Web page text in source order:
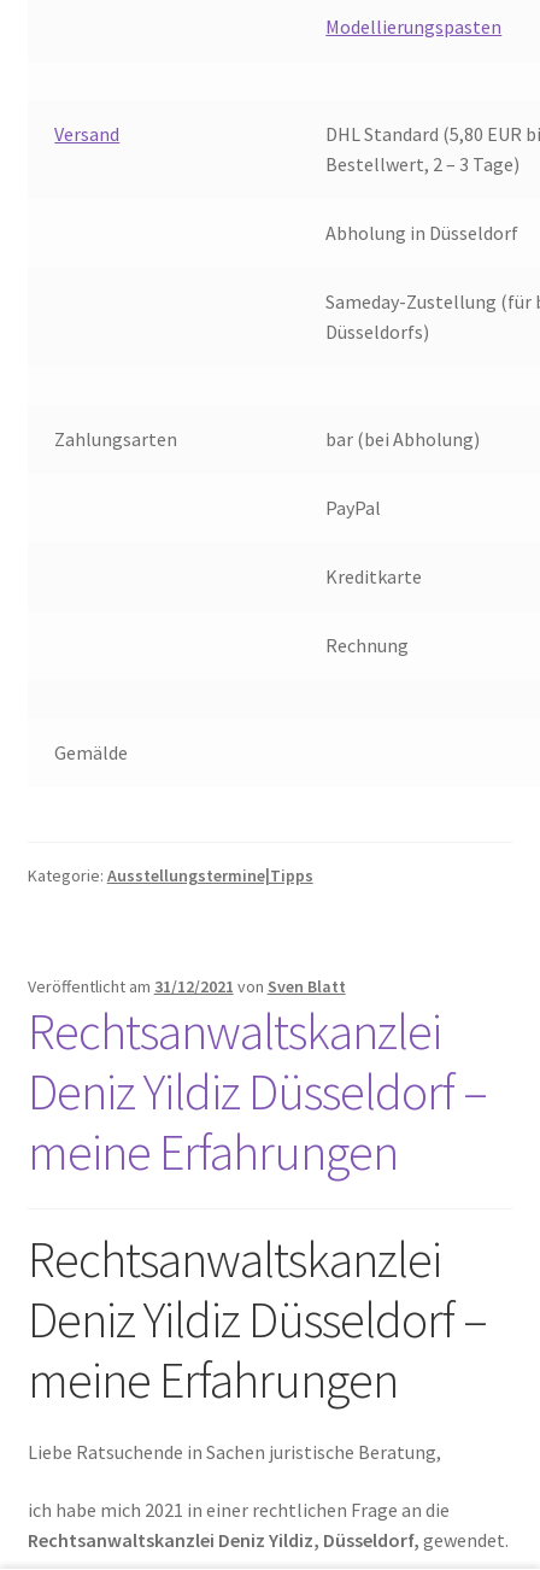
Modellierungspasten
Versand
DHL Standard (5,80 EUR
Bestellwert, 2 – 3 Tage)
Abholung in Düsseldorf
Sameday-Zustellung
Düsseldorfs)
Zahlungsarten bar (bei Abholung)
PayPal
Kreditkarte
Rechnung
Gemälde
Kategorie: Ausstellungstermine|Tipps
Veröffentlicht am 31/12/2021 von Sven Blatt
Rechtsanwaltskanzlei
Deniz Yildiz Düsseldorf –
meine Erfahrungen
Rechtsanwaltskanzlei
Deniz Yildiz Düsseldorf –
meine Erfahrungen
Liebe Ratsuchende in Sachen juristische Beratung,
ich habe mich 2021 in einer rechtlichen Frage an die
Rechtsanwaltskanzlei Deniz Yildiz, Düsseldorf, gewendet.